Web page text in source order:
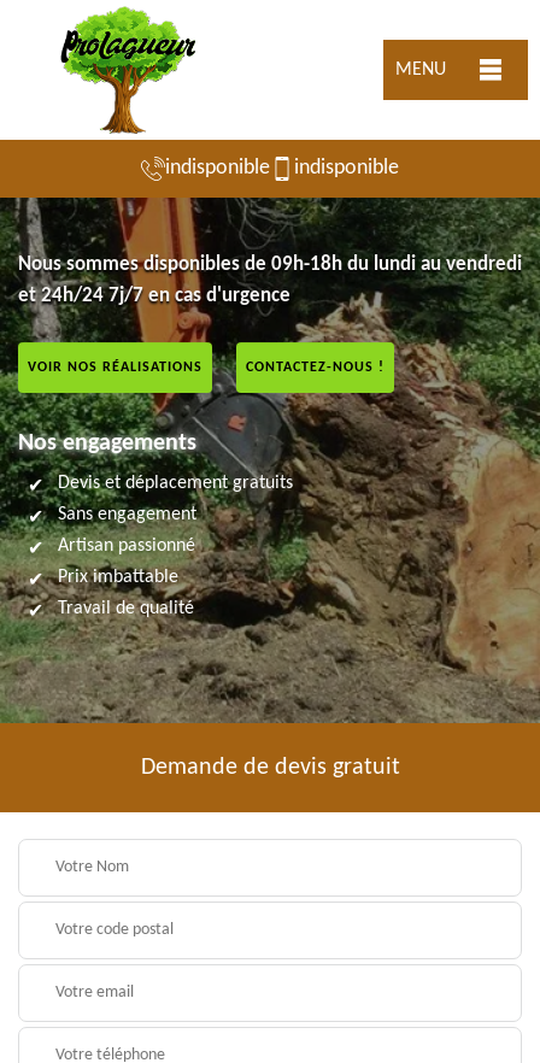
MENU
indisponible indisponible
Nous sommes disponibles de 09h-18h du lundi au vendredi
et 24h/24 7j/7 en cas d'urgence
VOIR NOS RÉALISATIONS CONTACTEZ-NOUS !
Nos engagements
Devis et déplacement gratuits
Sans engagement
Artisan passionné
Prix imbattable
Travail de qualité
Demande de devis gratuit